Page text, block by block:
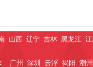
山西 辽宁 吉林 黑龙江
广州 深圳 云浮 揭阳
潮州